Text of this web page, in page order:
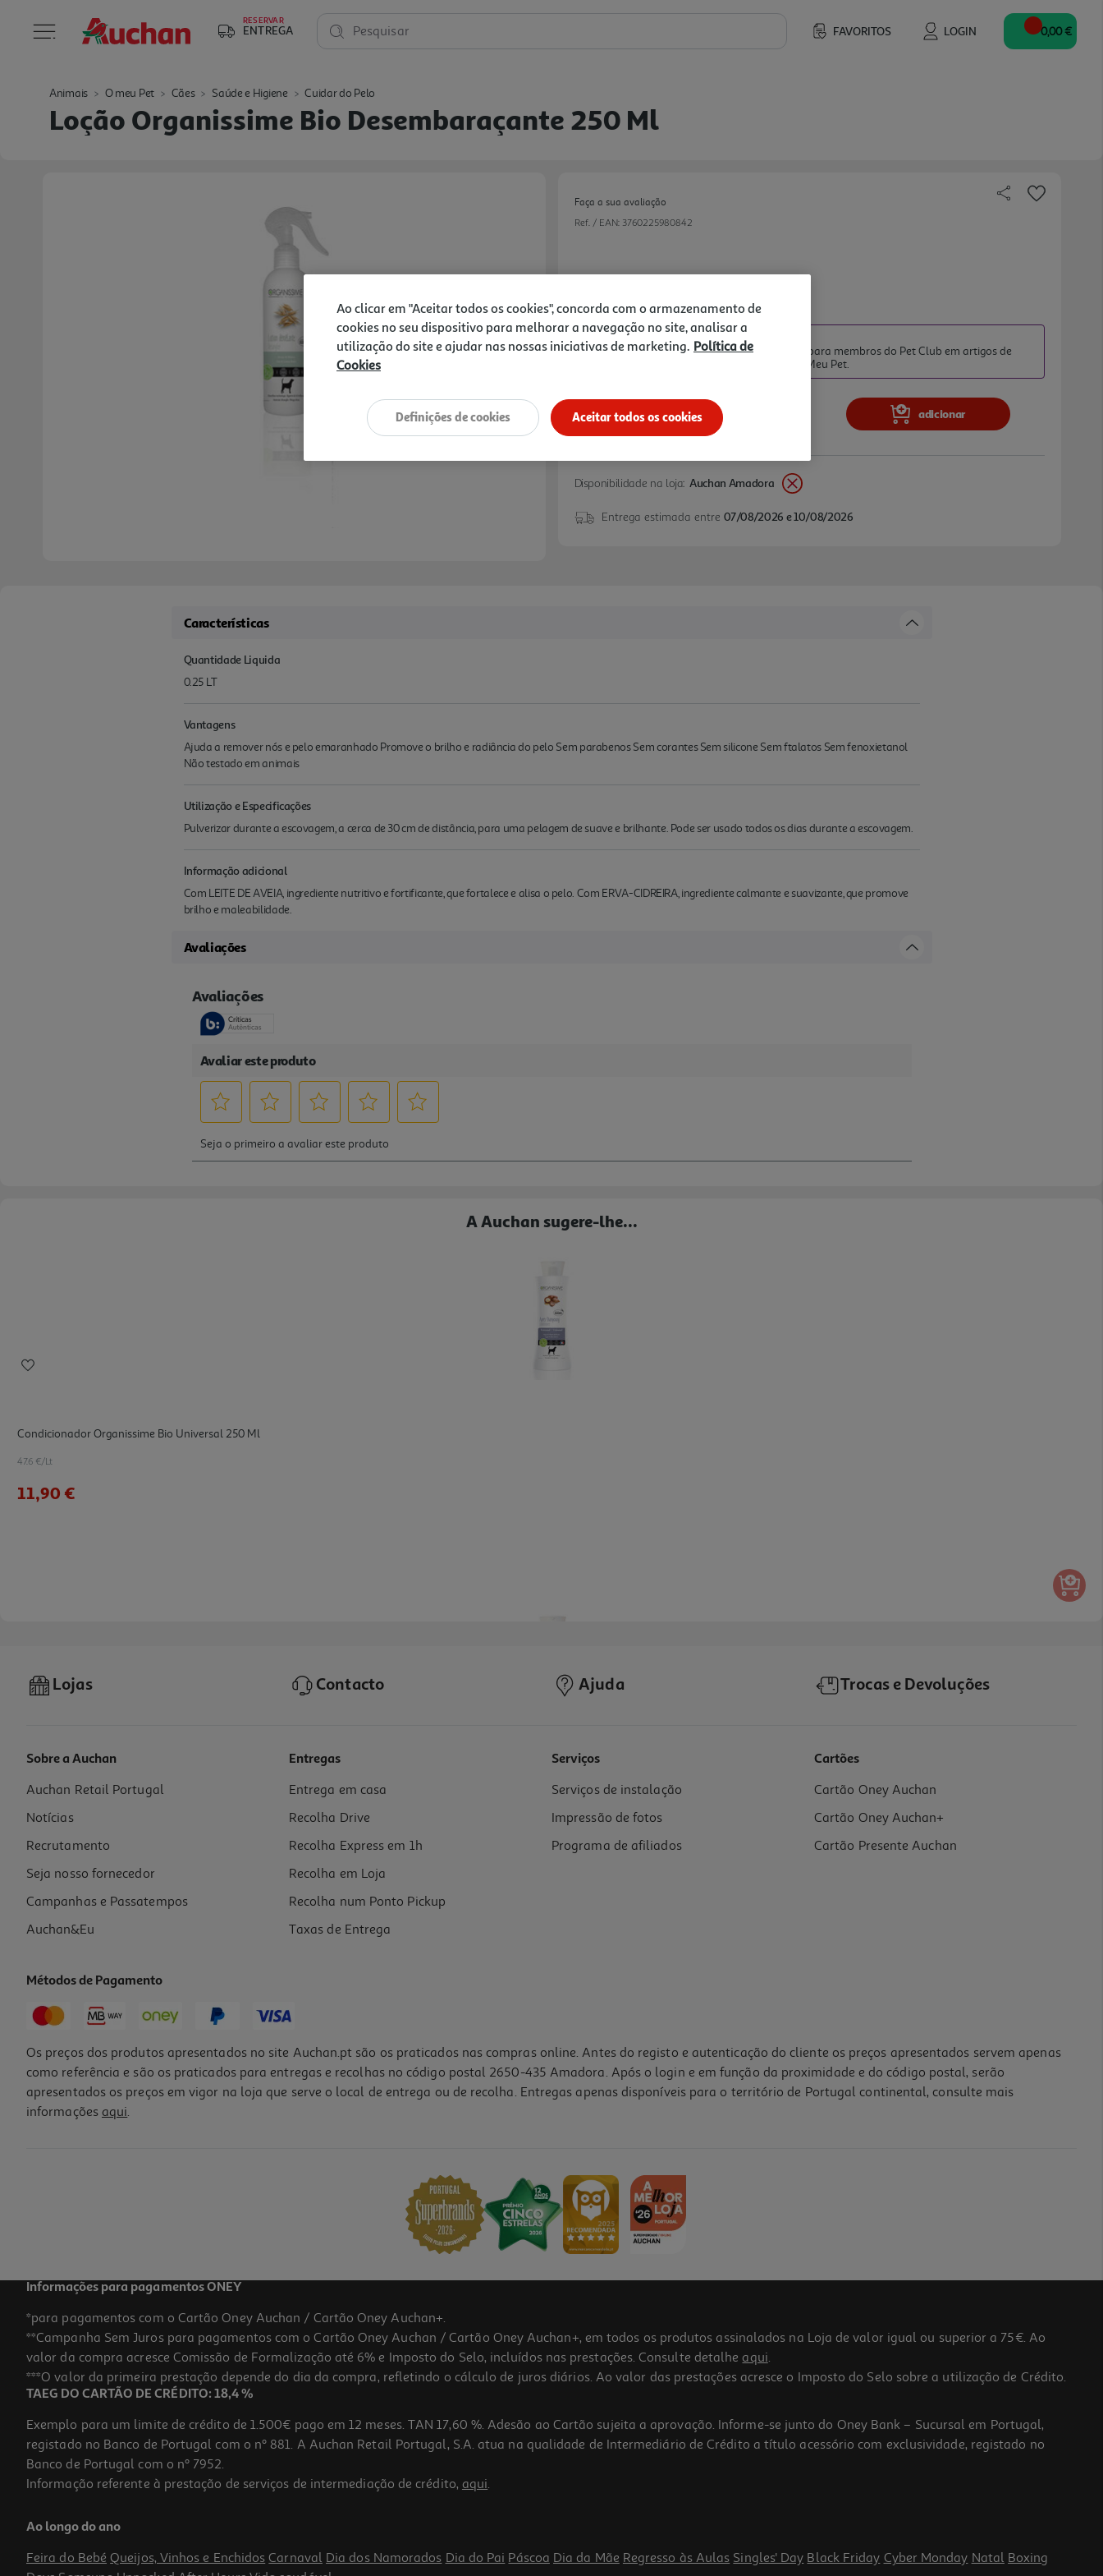
RESERVAR
ENTREGA FAVORITOS LOGIN
Pesquisar 0,00 €
Animais O meu Pet Cães Saúde e Higiene Cuidar do Pelo
Loção Organissime Bio Desembaraçante 250 Ml
Faça a sua avaliação
Ref. / EAN: 3760225980842
13,90 €
+10% DESC. IMEDIATO PET CLUB
10% de desconto imediato exclusivo para membros do Pet Club em artigos de
marcas especialistas da categoria O Meu Pet.
adicionar
Disponibilidade na loja: Auchan Amadora
Entrega estimada entre 07/08/2026 e 10/08/2026
Características
Quantidade Liquida
0.25 LT
Vantagens
Ajuda a remover nós e pelo emaranhado Promove o brilho e radiância do pelo Sem parabenos Sem corantes Sem silicone Sem ftalatos Sem fenoxietanol
Não testado em animais
Utilização e Especificações
Pulverizar durante a escovagem, a cerca de 30 cm de distância, para uma pelagem de suave e brilhante. Pode ser usado todos os dias durante a escovagem.
Informação adicional
Com LEITE DE AVEIA, ingrediente nutritivo e fortificante, que fortalece e alisa o pelo. Com ERVA-CIDREIRA, ingrediente calmante e suavizante, que promove
brilho e maleabilidade.
Avaliações
A Auchan sugere-lhe...
Condicionador Organissime Bio Universal 250 Ml
47.6 €/Lt
11,90 €
Champô Cão Organissime Bio Pelo Branco 250 Ml
47.6 €/Lt
11,90 €
9 €/un
9,00 €
Lojas Contacto Ajuda Trocas e Devoluções
Sobre a Auchan
Auchan Retail Portugal
Notícias
Recrutamento
Seja nosso fornecedor
Campanhas e Passatempos
Auchan&Eu
Entregas
Entrega em casa
Recolha Drive
Recolha Express em 1h
Recolha em Loja
Recolha num Ponto Pickup
Taxas de Entrega
Serviços
Serviços de instalação
Impressão de fotos
Programa de afiliados
Cartões
Cartão Oney Auchan
Cartão Oney Auchan+
Cartão Presente Auchan
Métodos de Pagamento
Os preços dos produtos apresentados no site Auchan.pt são os praticados nas compras online. Antes do registo e autenticação do cliente os preços apresentados servem apenas
como referência e são os praticados para entregas e recolhas no código postal 2650-435 Amadora. Após o login e em função da proximidade e do código postal, serão
apresentados os preços em vigor na loja que serve o local de entrega ou de recolha. Entregas apenas disponíveis para o território de Portugal continental, consulte mais
informações aqui.
Informações para pagamentos ONEY
*para pagamentos com o Cartão Oney Auchan / Cartão Oney Auchan+.
**Campanha Sem Juros para pagamentos com o Cartão Oney Auchan / Cartão Oney Auchan+, em todos os produtos assinalados na Loja de valor igual ou superior a 75€. Ao
valor da compra acresce Comissão de Formalização até 6% e Imposto do Selo, incluídos nas prestações. Consulte detalhe aqui.
***O valor da primeira prestação depende do dia da compra, refletindo o cálculo de juros diários. Ao valor das prestações acresce o Imposto do Selo sobre a utilização de Crédito.
TAEG DO CARTÃO DE CRÉDITO: 18,4 %
Exemplo para um limite de crédito de 1.500€ pago em 12 meses. TAN 17,60 %. Adesão ao Cartão sujeita a aprovação. Informe-se junto do Oney Bank – Sucursal em Portugal,
registado no Banco de Portugal com o nº 881. A Auchan Retail Portugal, S.A. atua na qualidade de Intermediário de Crédito a título acessório com exclusividade, registado no
Banco de Portugal com o nº 7952.
Informação referente à prestação de serviços de intermediação de crédito, aqui.
Ao longo do ano
Feira do Bebé Queijos, Vinhos e Enchidos Carnaval Dia dos Namorados Dia do Pai Páscoa Dia da Mãe Regresso às Aulas Singles' Day Black Friday Cyber Monday Natal Boxing
Ao clicar em "Aceitar todos os cookies", concorda com o armazenamento de
cookies no seu dispositivo para melhorar a navegação no site, analisar a
utilização do site e ajudar nas nossas iniciativas de marketing. Política de
Cookies
Aceitar todos os cookies
Definições de cookies